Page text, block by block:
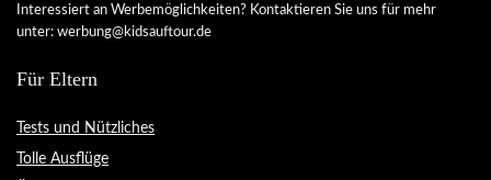
Interessiert an Werbemöglichkeiten? Kontaktieren Sie uns für mehr
unter: werbung@kidsauftour.de
Für Eltern
Tests und Nützliches
Tolle Ausflüge